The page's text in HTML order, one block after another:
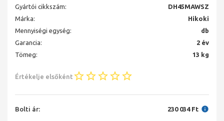
Gyártói cikkszám:
DH45MAWSZ
Márka:
Hikoki
Mennyiségi egység:
db
Garancia:
2 év
Tömeg:
13 kg
Értékelje elsőként
Bolti ár: 230 034 Ft